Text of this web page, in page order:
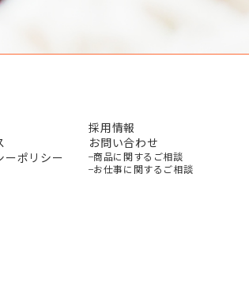
ーポリシー
採用情報
お問い合わせ
商品に関するご相談
お仕事に関するご相談